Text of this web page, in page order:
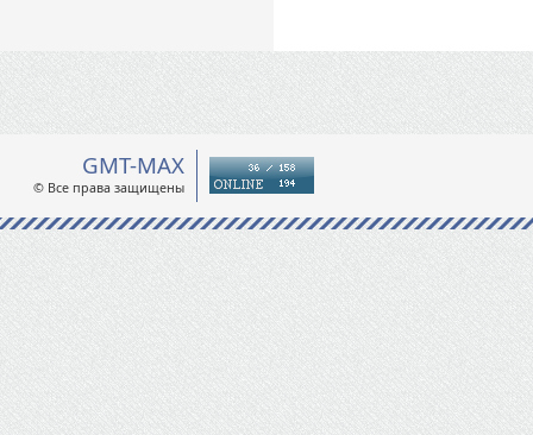
GMT-MAX
© Все права защищены